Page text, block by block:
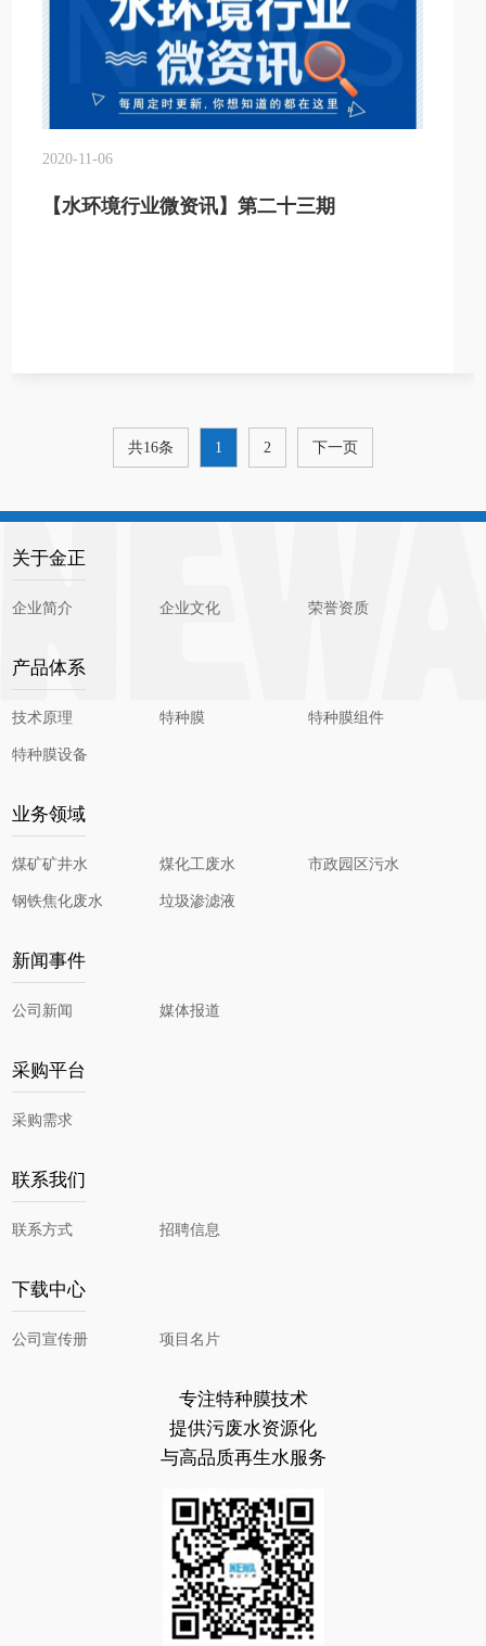
2020-11-06
【水环境行业微资讯】第二十三期
共16条 1 2 下一页
关于金正
企业简介 企业文化 荣誉资质
产品体系
技术原理 特种膜 特种膜组件
特种膜设备
业务领域
煤矿矿井水 煤化工废水 市政园区污水
钢铁焦化废水 垃圾渗滤液
新闻事件
公司新闻 媒体报道
采购平台
采购需求
联系我们
联系方式 招聘信息
下载中心
公司宣传册 项目名片
专注特种膜技术
提供污废水资源化
与高品质再生水服务